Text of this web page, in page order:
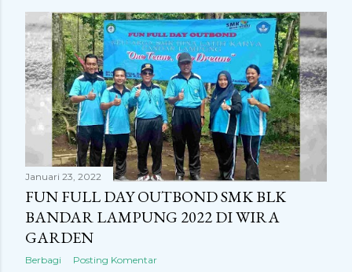
s
t
i
n
g
a
n
Januari 23, 2022
FUN FULL DAY OUTBOND SMK BLK
BANDAR LAMPUNG 2022 DI WIRA
GARDEN
Berbagi Posting Komentar